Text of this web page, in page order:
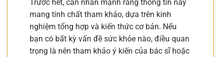
Trước hết, cần nhấn mạnh rằng thông tin này
mang tính chất tham khảo, dựa trên kinh
nghiệm tổng hợp và kiến thức cơ bản. Nếu
bạn có bất kỳ vấn đề sức khỏe nào, điều quan
trọng là nên tham khảo ý kiến của bác sĩ hoặc